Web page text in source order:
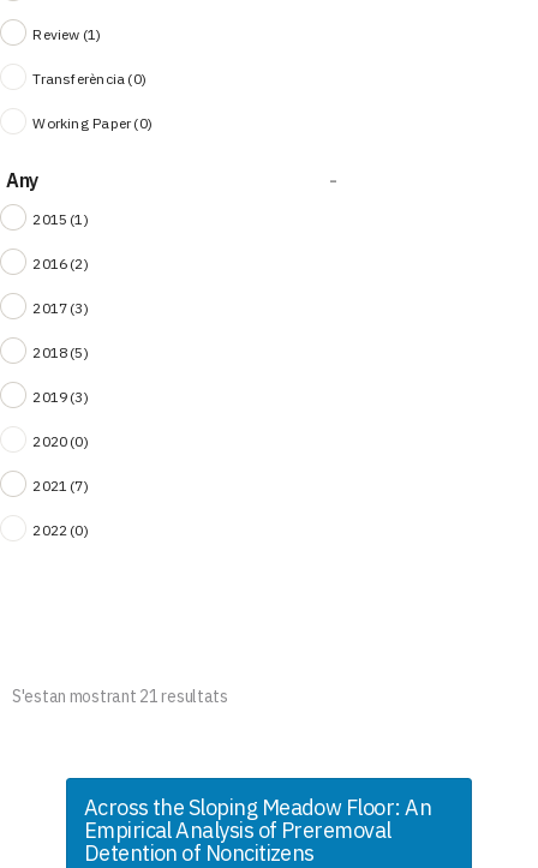
S'estan mostrant 21 resultats
Across the Sloping Meadow Floor: An
Empirical Analysis of Preremoval
Detention of Noncitizens
Review (1)
Transferència (0)
Working Paper(0)
Any -
2015 (1)
2016 (2)
2017 (3)
2018 (5)
2019 (3)
2020 (0)
2021 (7)
2022 (0)